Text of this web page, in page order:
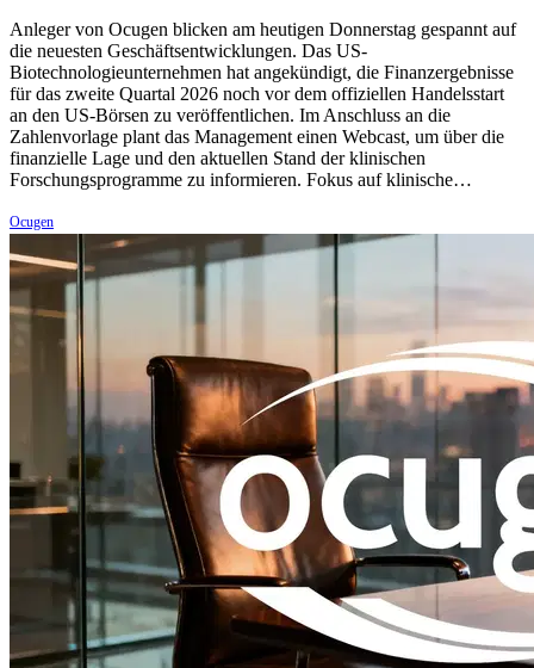
Anleger von Ocugen blicken am heutigen Donnerstag gespannt auf
die neuesten Geschäftsentwicklungen. Das US-
Biotechnologieunternehmen hat angekündigt, die Finanzergebnisse
für das zweite Quartal 2026 noch vor dem offiziellen Handelsstart
an den US-Börsen zu veröffentlichen. Im Anschluss an die
Zahlenvorlage plant das Management einen Webcast, um über die
finanzielle Lage und den aktuellen Stand der klinischen
Forschungsprogramme zu informieren. Fokus auf klinische…
Ocugen